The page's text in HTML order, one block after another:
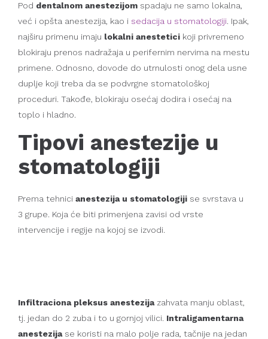
Pod dentalnom anestezijom spadaju ne samo lokalna,
već i opšta anestezija, kao i sedacija u stomatologiji. Ipak,
najširu primenu imaju lokalni anestetici koji privremeno
blokiraju prenos nadražaja u perifernim nervima na mestu
primene. Odnosno, dovode do utrnulosti onog dela usne
duplje koji treba da se podvrgne stomatološkoj
proceduri. Takođe, blokiraju osećaj dodira i osećaj na
toplo i hladno.
Tipovi anestezije u
stomatologiji
Prema tehnici anestezija u stomatologiji se svrstava u
3 grupe. Koja će biti primenjena zavisi od vrste
intervencije i regije na kojoj se izvodi.
Infiltraciona pleksus anestezijazahvata manju oblast,
tj. jedan do 2 zuba i to u gornjoj vilici. Intraligamentarna
anestezijase koristi na malo polje rada, tačnije na jedan